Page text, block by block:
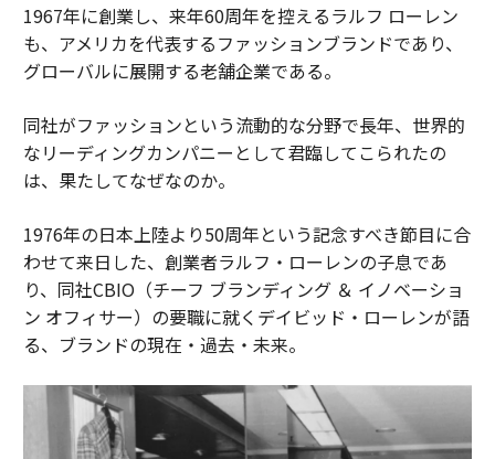
1967年に創業し、来年60周年を控えるラルフ ローレン
も、アメリカを代表するファッションブランドであり、
グローバルに展開する老舗企業である。
同社がファッションという流動的な分野で長年、世界的
なリーディングカンパニーとして君臨してこられたの
は、果たしてなぜなのか。
1976年の日本上陸より50周年という記念すべき節目に合
わせて来日した、創業者ラルフ・ローレンの子息であ
り、同社CBIO（チーフ ブランディング ＆ イノベーショ
ン オフィサー）の要職に就くデイビッド・ローレンが語
る、ブランドの現在・過去・未来。